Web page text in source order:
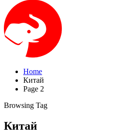
Home
Китай
Page 2
Browsing Tag
Китай